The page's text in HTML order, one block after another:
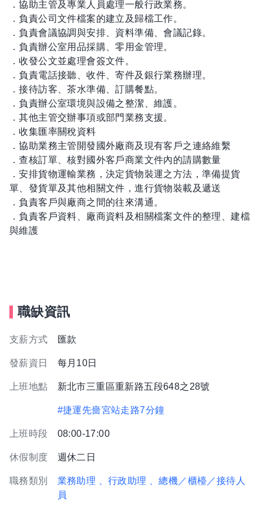
．協助主管及專業人員處理一般行政業務。
．負責公司文件檔案的建立及歸檔工作。
．負責會議協調與安排、資料準備、會議記錄。
．負責辦公室用品採購、零用金管理。
．收發公文並處理會簽文件。
．負責電話接聽、收件、寄件及銀行業務辦理。
．接待訪客、茶水準備、訂購餐點。
．負責辦公室環境與設備之整潔、維護。
．其他主管交辦事項或部門業務支援。
．收集匯率關稅資料
．協助業務主管開發國外廠商及現有客戶之連絡維繫
．查核訂單、核對國外客戶商業文件內的請購數量
．安排貨物運輸業務，決定貨物裝運之方法，準備提貨
單、發貨單及其他相關文件，進行貨物裝載及遞送
．負責客戶與廠商之間的往來溝通。
．負責客戶資料、廠商資料及相關檔案文件的整理、建檔
與維護
職缺資訊
支薪方式 匯款
發薪資日 每月10日
上班地點 新北市三重區重新路五段648之28號
#捷運先嗇宮站走路7分鐘
上班時段 08:00-17:00
休假制度 週休二日
職務類別 業務助理 、行政助理
、總機／櫃檯／接待人
員